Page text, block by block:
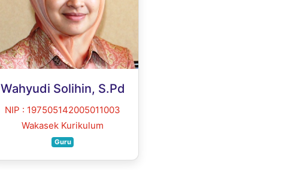
Wahyudi Solihin, S.Pd
NIP : 197505142005011003
Wakasek Kurikulum
Guru